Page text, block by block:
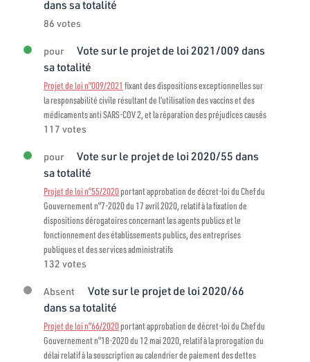
dans sa totalité
86 votes
pour
Vote sur le projet de loi 2021/009 dans
sa totalité
Projet de loi n°009/2021 fixant des dispositions exceptionnelles sur
la responsabilité civile résultant de l’utilisation des vaccins et des
médicaments anti SARS-COV 2, et la réparation des préjudices causés
117 votes
pour
Vote sur le projet de loi 2020/55 dans
sa totalité
Projet de loi n°55/2020portant approbation de décret-loi du Chef du
Gouvernement n°7-2020 du 17 avril 2020, relatif à la fixation de
dispositions dérogatoires concernant les agents publics et le
fonctionnement des établissements publics, des entreprises
publiques et des services administratifs
132 votes
Absent
Vote sur le projet de loi 2020/66
dans sa totalité
Projet de loi n°66/2020portant approbation de décret-loi du Chef du
Gouvernement n°18-2020 du 12 mai 2020, relatif à la prorogation du
délai relatif à la souscription au calendrier de paiement des dettes